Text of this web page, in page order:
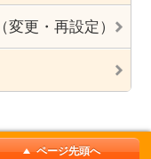
更・再設定）
ページ先頭へ